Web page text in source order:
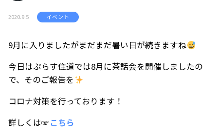
2020.9.5 イベント
9月に入りましたがまだまだ暑い日が続きますね
今日はぷらす住道では8月に茶話会を開催しましたの
で、そのご報告を
コロナ対策を行っております！
詳しくは☞こちら